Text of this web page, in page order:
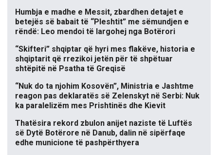
Humbja e madhe e Messit, zbardhen detajet e
betejës së babait të “Pleshtit” me sëmundjen e
rëndë: Leo mendoi të largohej nga Botërori
“Skifteri” shqiptar që hyri mes flakëve, historia e
shqiptarit që rrezikoi jetën për të shpëtuar
shtëpitë në Psatha të Greqisë
“Nuk do ta njohim Kosovën”, Ministria e Jashtme
reagon pas deklaratës së Zelenskyt në Serbi: Nuk
ka paralelizëm mes Prishtinës dhe Kievit
Thatësira rekord zbulon anijet naziste të Luftës
së Dytë Botërore në Danub, dalin në sipërfaqe
edhe municione të pashpërthyera